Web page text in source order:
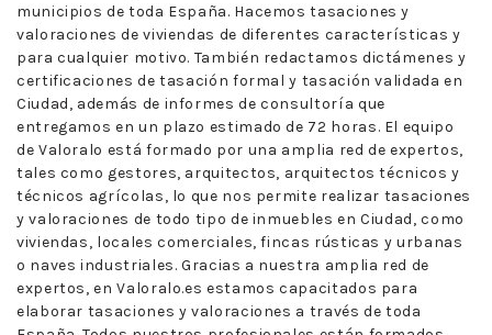
municipios de toda España. Hacemos tasaciones y
valoraciones de viviendas de diferentes características y
para cualquier motivo. También redactamos dictámenes y
certificaciones de tasación formal y tasación validada en
Ciudad, además de informes de consultoría que
entregamos en un plazo estimado de 72 horas. El equipo
de Valoralo está formado por una amplia red de expertos,
tales como gestores, arquitectos, arquitectos técnicos y
técnicos agrícolas, lo que nos permite realizar tasaciones
y valoraciones de todo tipo de inmuebles en Ciudad, como
viviendas, locales comerciales, fincas rústicas y urbanas
o naves industriales. Gracias a nuestra amplia red de
expertos, en Valoralo.es estamos capacitados para
elaborar tasaciones y valoraciones a través de toda